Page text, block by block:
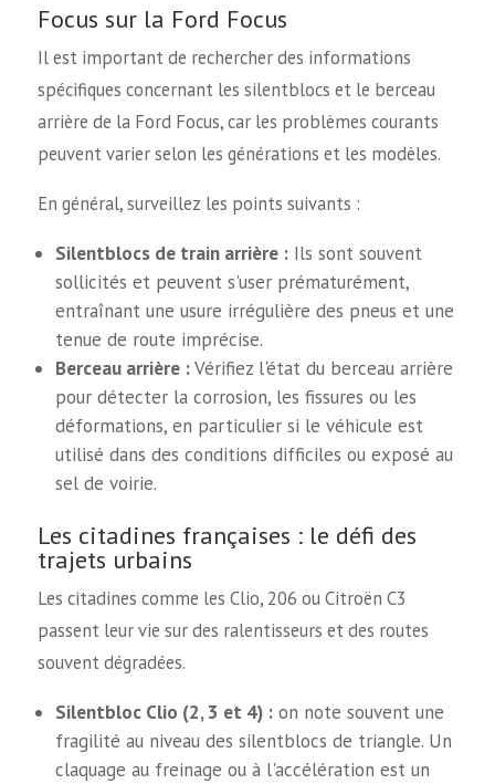
Focus sur la Ford Focus
Il est important de rechercher des informations
spécifiques concernant les silentblocs et le berceau
arrière de la Ford Focus, car les problèmes courants
peuvent varier selon les générations et les modèles.
En général, surveillez les points suivants :
Silentblocs de train arrière : Ils sont souvent
sollicités et peuvent s'user prématurément,
entraînant une usure irrégulière des pneus et une
tenue de route imprécise.
Berceau arrière :Vérifiez l'état du berceau arrière
pour détecter la corrosion, les fissures ou les
déformations, en particulier si le véhicule est
utilisé dans des conditions difficiles ou exposé au
sel de voirie.
Les citadines françaises : le défi des
trajets urbains
Les citadines comme les Clio, 206 ou Citroën C3
passent leur vie sur des ralentisseurs et des routes
souvent dégradées.
Silentbloc Clio (2, 3 et 4) : on note souvent une
fragilité au niveau des silentblocs de triangle. Un
claquage au freinage ou à l'accélération est un